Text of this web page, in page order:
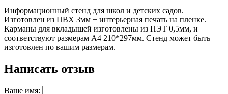
Информационный стенд для школ и детских садов.
Изготовлен из ПВХ 3мм + интерьерная печать на пленке.
Карманы для вкладышей изготовлены из ПЭТ 0,5мм, и
соответствуют размерам А4 210*297мм. Стенд может быть
изготовлен по вашим размерам.
Написать отзыв
Ваше имя: